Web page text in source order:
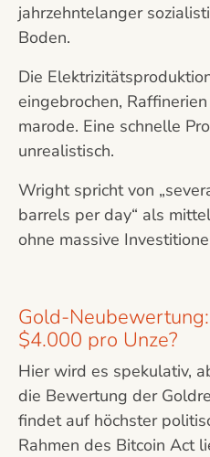
jahrzehntelanger
Boden.
Die
eingebrochen,
marode. Eine schnelle
unrealistisch.
Wright spricht von
barrels per day“ als
ohne massive
Gold-
$4.000 pro Unze?
Hier wird es spekulativ,
die Bewertung der
findet auf höchster
Rahmen des Bitcoin Act